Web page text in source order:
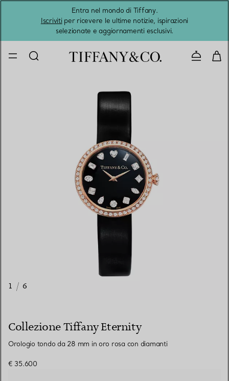
Entra nel mondo di Tiffany.
Iscrivitiper ricevere le ultime notizie, ispirazioni
selezionate e aggiornamenti esclusivi.
1 / 6
Collezione Tiffany Eternity
Orologio tondo da 28 mm in oro rosa con diamanti
€ 35.600